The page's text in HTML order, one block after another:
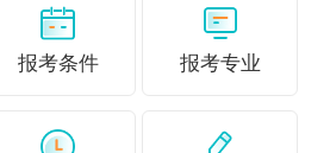
报考条件 报考专业